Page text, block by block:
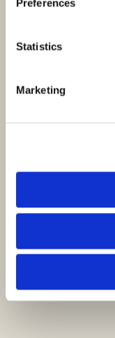
Preferences
Statistics
Marketing